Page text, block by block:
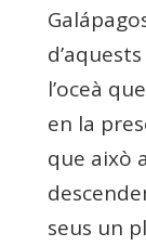
l’oceà
en la
que això
seus un